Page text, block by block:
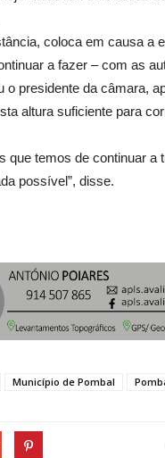
coloca em causa a
a fazer – com as
o presidente da câmara,
altura suficiente para
que temos de continuar a
possível”, disse.
Município de Pombal